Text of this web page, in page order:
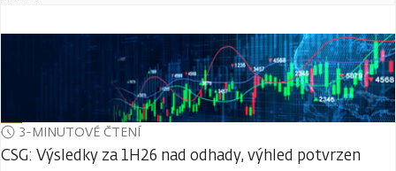
3-MINUTOVÉ ČTENÍ
CSG: Výsledky za 1H26 nad odhady, výhled potvrzen